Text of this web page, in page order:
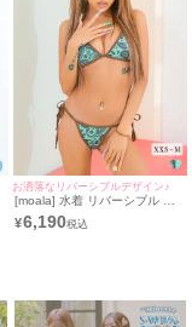
お洒落なリバーシブルデザイン♪
[moala] 水着 リバーシブル ペ
イズリー ホルターネック ギャ
ル 三角 ビキニ (ミント/瀬戸も
¥6,190